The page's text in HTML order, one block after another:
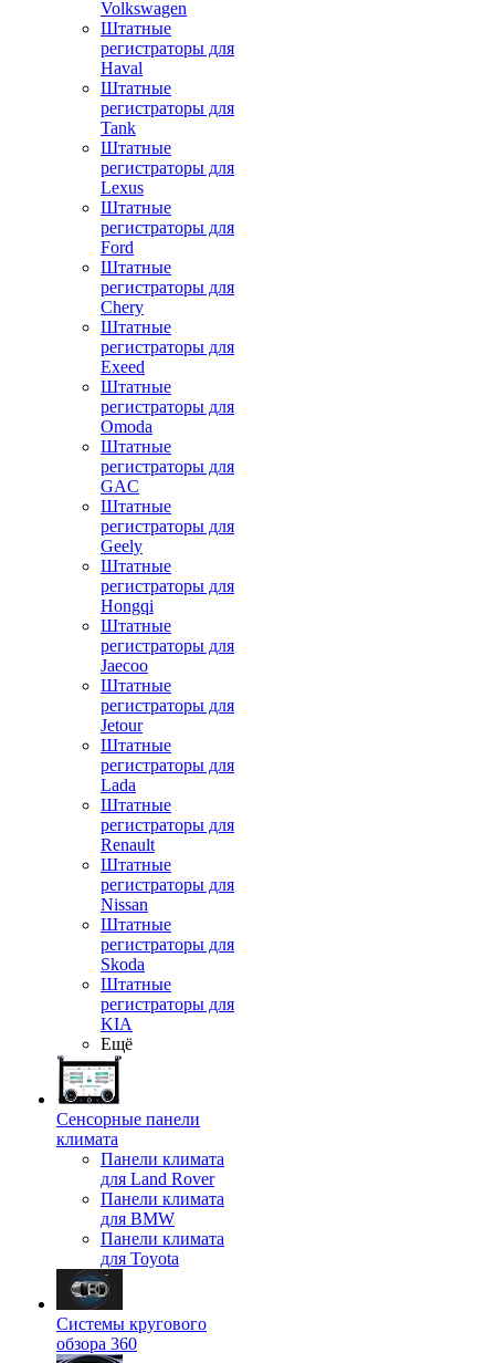
Volkswagen
Штатные
регистраторы для
Haval
Штатные
регистраторы для
Tank
Штатные
регистраторы для
Lexus
Штатные
регистраторы для
Ford
Штатные
регистраторы для
Chery
Штатные
регистраторы для
Exeed
Штатные
регистраторы для
Omoda
Штатные
регистраторы для
GAC
Штатные
регистраторы для
Geely
Штатные
регистраторы для
Hongqi
Штатные
регистраторы для
Jaecoo
Штатные
регистраторы для
Jetour
Штатные
регистраторы для
Lada
Штатные
регистраторы для
Renault
Штатные
регистраторы для
Nissan
Штатные
регистраторы для
Skoda
Штатные
регистраторы для
KIA
Ещё
Сенсорные панели
климата
Панели климата
для Land Rover
Панели климата
для BMW
Панели климата
для Toyota
Системы кругового
обзора 360